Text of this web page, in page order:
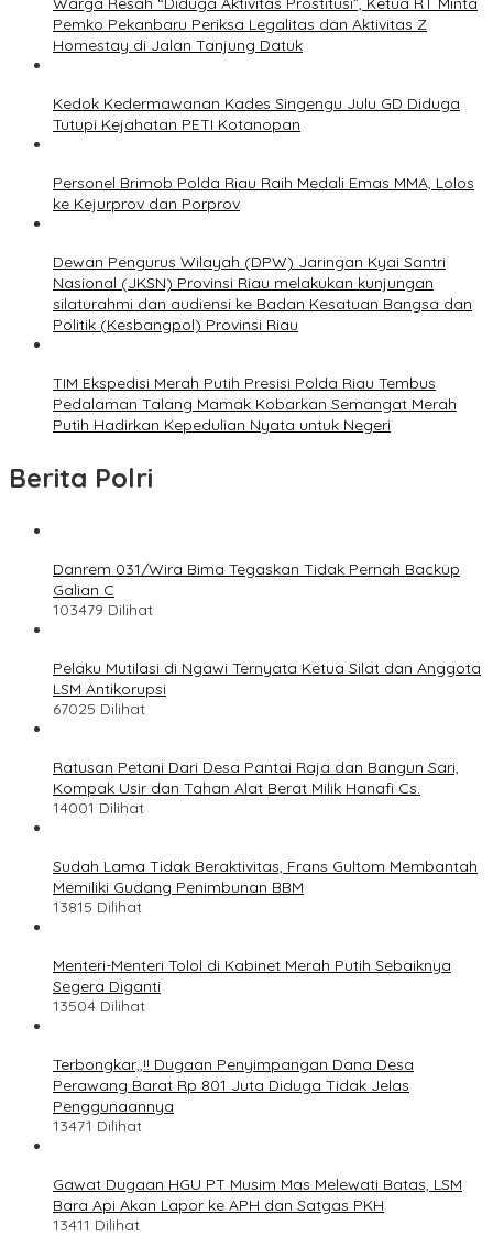
Pemko Pekanbaru Periksa Legalitas dan Aktivitas Z
Homestay di Jalan Tanjung Datuk
Kedok Kedermawanan Kades Singengu Julu GD Diduga
Tutupi Kejahatan PETI Kotanopan
Personel Brimob Polda Riau Raih Medali Emas MMA, Lolos
ke Kejurprov dan Porprov
Dewan Pengurus Wilayah (DPW) Jaringan Kyai Santri
Nasional (JKSN) Provinsi Riau melakukan kunjungan
silaturahmi dan audiensi ke Badan Kesatuan Bangsa dan
Politik (Kesbangpol) Provinsi Riau
TIM Ekspedisi Merah Putih Presisi Polda Riau Tembus
Pedalaman Talang Mamak Kobarkan Semangat Merah
Putih Hadirkan Kepedulian Nyata untuk Negeri
Berita Polri
Danrem 031/Wira Bima Tegaskan Tidak Pernah Backup
Galian C
103479 Dilihat
Pelaku Mutilasi di Ngawi Ternyata Ketua Silat dan Anggota
LSM Antikorupsi
67025 Dilihat
Ratusan Petani Dari Desa Pantai Raja dan Bangun Sari,
Kompak Usir dan Tahan Alat Berat Milik Hanafi Cs.
14001 Dilihat
Sudah Lama Tidak Beraktivitas, Frans Gultom Membantah
Memiliki Gudang Penimbunan BBM
13815 Dilihat
Menteri-Menteri Tolol di Kabinet Merah Putih Sebaiknya
Segera Diganti
13504 Dilihat
Terbongkar,,!! Dugaan Penyimpangan Dana Desa
Perawang Barat Rp 801 Juta Diduga Tidak Jelas
Penggunaannya
13471 Dilihat
Gawat Dugaan HGU PT Musim Mas Melewati Batas, LSM
Bara Api Akan Lapor ke APH dan Satgas PKH
13411 Dilihat